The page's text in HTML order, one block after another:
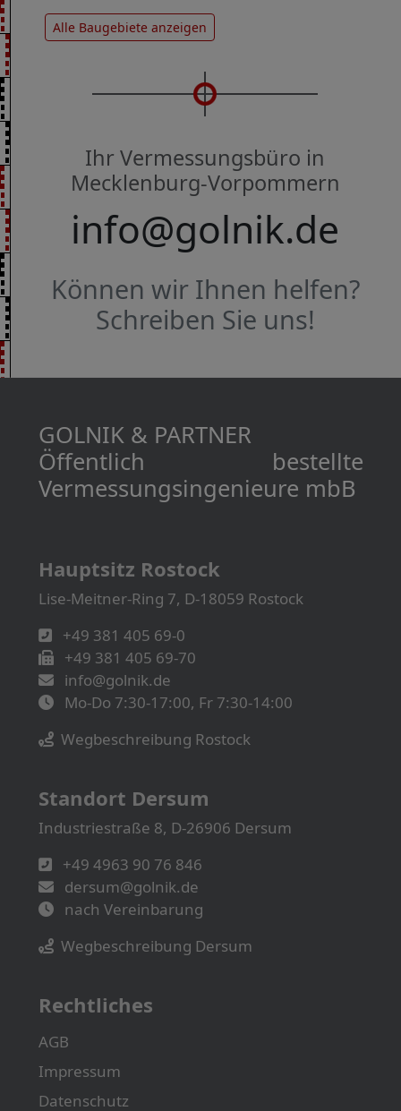
Alle Baugebiete anzeigen
Ihr Vermessungsbüro in
Mecklenburg-Vorpommern
info@golnik.de
Können wir Ihnen helfen?
Schreiben Sie uns!
GOLNIK & PARTNER
Öffentlich bestellte
Vermessungs­­ingenieure mbB
Hauptsitz Rostock
Lise-Meitner-Ring 7, D-18059 Rostock
+49 381 405 69-0
+49 381 405 69-70
info@golnik.de
Mo-Do 7:30-17:00, Fr 7:30-14:00
Wegbeschreibung Rostock
Standort Dersum
Industriestraße 8, D-26906 Dersum
+49 4963 90 76 846
dersum@golnik.de
nach Vereinbarung
Wegbeschreibung Dersum
Rechtliches
AGB
Impressum
Datenschutz